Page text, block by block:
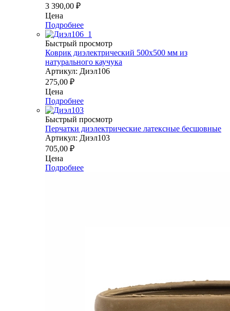
3 390,00 ₽
Цена
Подробнее
Быстрый просмотр
Коврик диэлектрический 500х500 мм из
натурального каучука
Артикул: Диэл106
275,00 ₽
Цена
Подробнее
Быстрый просмотр
Перчатки диэлектрические латексные бесшовные
Артикул: Диэл103
705,00 ₽
Цена
Подробнее